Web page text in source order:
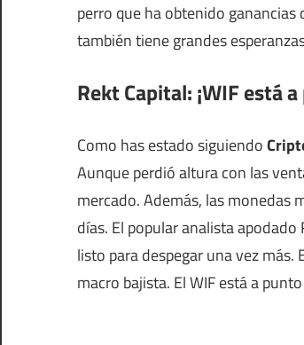
perro que ha obtenido
también tiene grandes
Rekt Capital: ¡WIF está
Como has estado siguiendo
Aunque perdió altura con las
mercado. Además, las monedas
días. El popular analista
listo para despegar una vez
macro bajista. El WIF está a